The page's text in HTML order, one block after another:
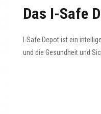
Das I-Safe
I-Safe Depot ist ein
und die Gesundheit und